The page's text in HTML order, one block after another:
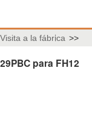
Visita a la fábrica >>
para FH12